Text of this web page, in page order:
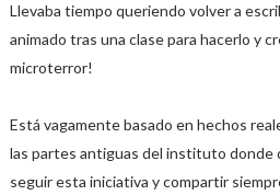
Llevaba tiempo queriendo volver a
animado tras una clase para hacerlo y
microterror!
Está vagamente basado en hechos
las partes antiguas del instituto donde
seguir esta iniciativa y compartir